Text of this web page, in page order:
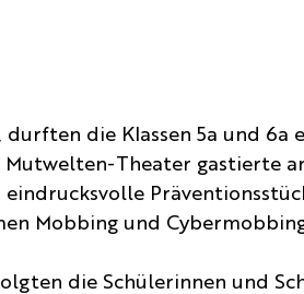
die Klassen 5a und 6a
Mutwelten-Theater gastierte
Mobbing und
die Schülerinnen und